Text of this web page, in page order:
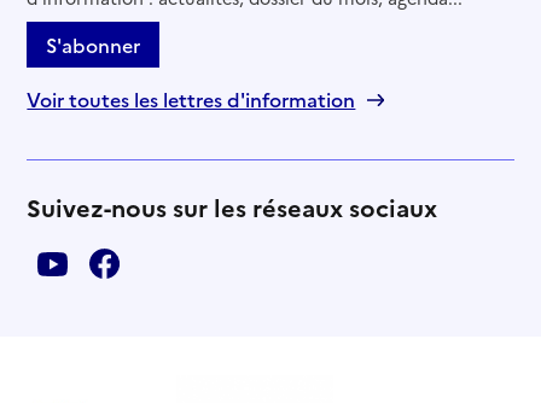
S'abonner
Voir toutes les lettres d'information
Suivez-nous sur les réseaux sociaux